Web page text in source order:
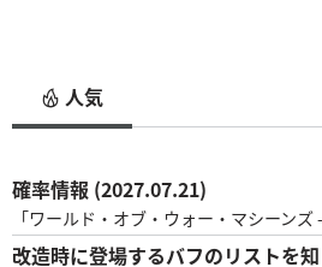
人気
確率情報 (2027.07.21)
改造時に登場するバフのリストを知